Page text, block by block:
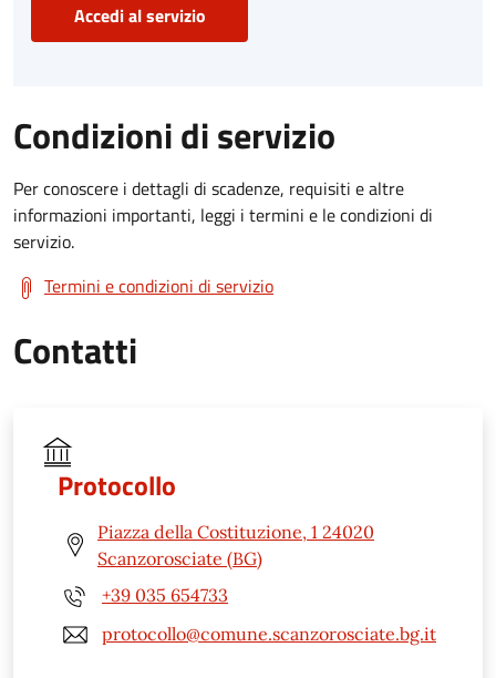
Accedi al servizio
Condizioni di servizio
Per conoscere i dettagli di scadenze, requisiti e altre
informazioni importanti, leggi i termini e le condizioni di
servizio.
Termini e condizioni di servizio
Contatti
Protocollo
Piazza della Costituzione, 1 24020
Scanzorosciate (BG)
+39 035 654733
protocollo@comune.scanzorosciate.bg.it